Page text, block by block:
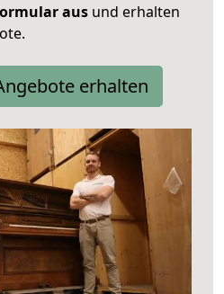
aus und erhalten
erhalten